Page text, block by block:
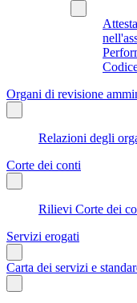
Organi di revisione
Relazioni degli
Corte dei conti
Rilievi Corte dei
Servizi erogati
Carta dei servizi e